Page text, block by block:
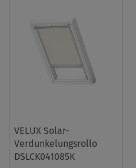
VELUX Solar-
Verdunkelungsrollo
DSLCK041085K